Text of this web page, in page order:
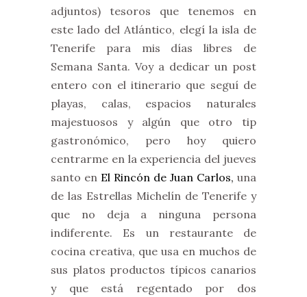
adjuntos) tesoros que tenemos en
este lado del Atlántico, elegí la isla de
Tenerife para mis días libres de
Semana Santa. Voy a dedicar un post
entero con el itinerario que seguí de
playas, calas, espacios naturales
majestuosos y algún que otro tip
gastronómico, pero hoy quiero
centrarme en la experiencia del jueves
santo en El Rincón de Juan Carlos, una
de las Estrellas Michelín de Tenerife y
que no deja a ninguna persona
indiferente. Es un restaurante de
cocina creativa, que usa en muchos de
sus platos productos típicos canarios
y que está regentado por dos